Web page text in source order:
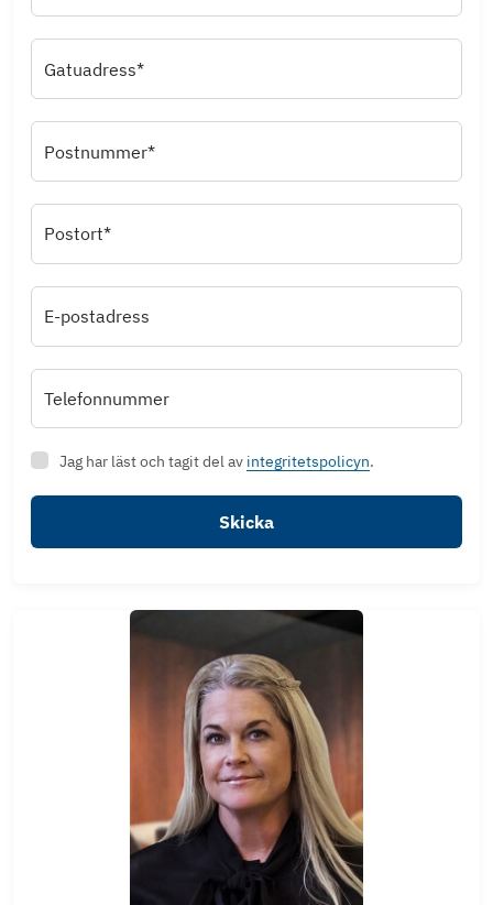
Gatuadress*
Postnummer*
Postort*
E-postadress
Telefonnummer
Jag har läst och tagit del av integritetspolicyn.
Skicka